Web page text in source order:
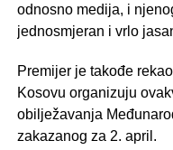
odnosno medija, i
jednosmjeran i vrlo
Premijer je takođe
Kosovu organizuju
obilježavanja
zakazanog za 2. april.